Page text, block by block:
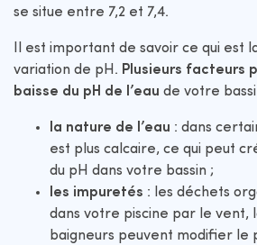
se situe entre 7,2 et 7,4.
Il est important de savoir ce qui est
variation de pH. Plusieurs facteurs
baisse du pH de l’eau de votre
la nature de l’eau : dans
est plus calcaire, ce qui peut
du pH dans votre bassin ;
les impuretés : les déchets
dans votre piscine par le vent,
baigneurs peuvent modifier le